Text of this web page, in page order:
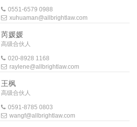
0551-6579 0988
xuhuaman@allbrightlaw.com
芮媛媛
高级合伙人
020-8928 1168
raylene@allbrightlaw.com
王枫
高级合伙人
0591-8785 0803
wangf@allbrightlaw.com